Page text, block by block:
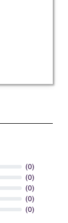
(0)
(0)
(0)
(0)
(0)